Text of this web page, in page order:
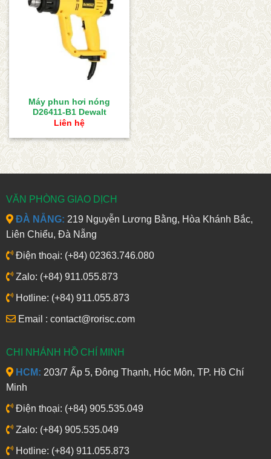
Máy phun hơi nóng
D26411-B1 Dewalt
Liên hệ
VĂN PHÒNG GIAO DỊCH
ĐÀ NẴNG: 219 Nguyễn Lương Bằng, Hòa Khánh Bắc,
Liên Chiểu, Đà Nẵng
Điện thoại: (+84) 02363.746.080
Zalo: (+84) 911.055.873
Hotline: (+84) 911.055.873
Email : contact@rorisc.com
CHI NHÁNH HỒ CHÍ MINH
HCM: 203/7 Ấp 5, Đông Thạnh, Hóc Môn, TP. Hồ Chí
Minh
Điện thoại: (+84) 905.535.049
Zalo: (+84) 905.535.049
Hotline: (+84) 911.055.873